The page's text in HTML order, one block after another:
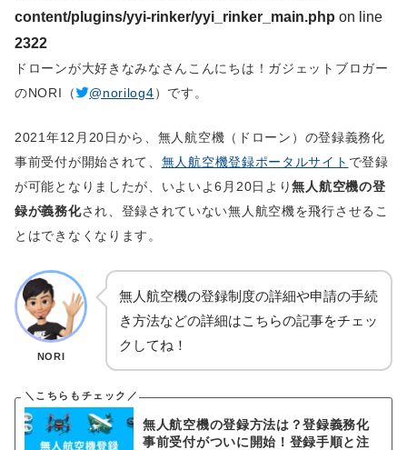
content/plugins/yyi-rinker/yyi_rinker_main.php on line
2322
ドローンが大好きなみなさんこんにちは！ガジェットブロガー
のNORI（
@norilog4）です。
2021年12月20日から、無人航空機（ドローン）の登録義務化
事前受付が開始されて、 無人航空機登録ポータルサイト で登録
が可能となりましたが、いよいよ6月20日より無人航空機の登
録が義務化され、登録されていない無人航空機を飛行させるこ
とはできなくなります。
NORI
無人航空機の登録制度の詳細や申請の手続
き方法などの詳細はこちらの記事をチェッ
クしてね！
無人航空機の登録方法は？登録義務化
事前受付がついに開始！登録手順と注